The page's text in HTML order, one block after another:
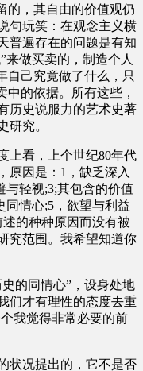
的，其自由的价值观仍
句玩笑：在观念主义横
普遍存在的问题是有知
来做买卖的，制造个人
自己究竟做了什么，只
中的依据。所有这些，
历史说服力的艺术史著
研究。
看，上个世纪80年代
原因是：1，缺乏深入
与轻视;3;其包含的价值
同情心;5，欲望与利益
的种种原因而没有被
究范围。我希望知道你
的同情心”，设身处地
们才有理性的态度去重
我觉得非常必要的前
况提出的，它不是否